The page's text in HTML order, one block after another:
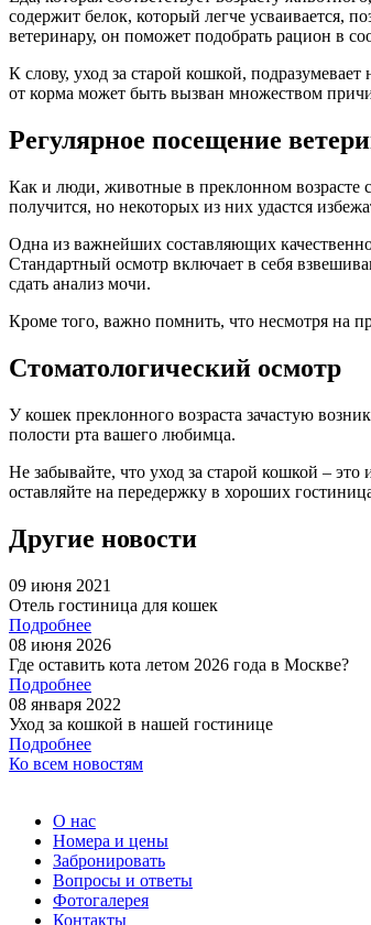
содержит белок, который легче усваивается,
ветеринару, он поможет подобрать рацион в
К слову, уход за старой кошкой,
от корма может быть вызван множеством
Регулярное посещение
Как и люди, животные в преклонном возрасте
получится, но некоторых из них удастся
Одна из важнейших составляющих
Стандартный осмотр включает в себя
сдать анализ мочи.
Кроме того, важно помнить, что несмотря на
Стоматологический осмотр
У кошек преклонного возраста зачастую
полости рта вашего любимца.
Не забывайте, что уход за старой кошкой –
оставляйте на передержку в хороших
Другие новости
09 июня 2021
Отель гостиница для кошек
Подробнее
08 июня 2026
Где оставить кота летом 2026 года в Москве?
Подробнее
08 января 2022
Уход за кошкой в нашей гостинице
Подробнее
Ко всем новостям
О нас
Номера и цены
Забронировать
Вопросы и ответы
Фотогалерея
Контакты